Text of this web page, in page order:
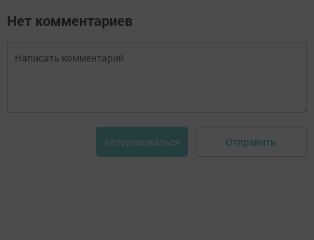
Нет комментариев
Авторизоваться Отправить